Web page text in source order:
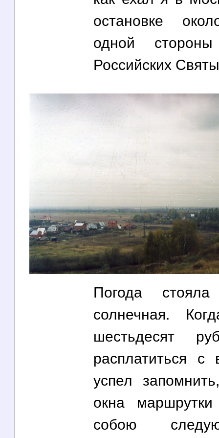
остановке
одной
Российских
Погода стояла
солнечная.
шестьдесят
расплатиться с
успел
окна маршрутки
собою